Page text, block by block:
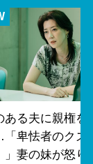
ある夫に親権を
卑怯者のクズ
」妻の妹が怒